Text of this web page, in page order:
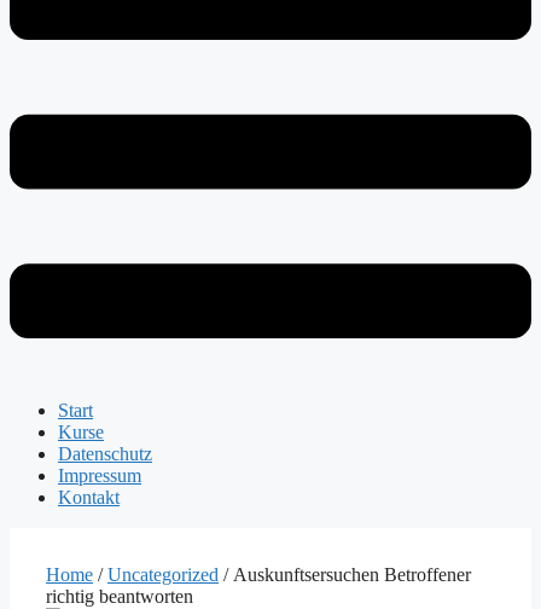
Start
Kurse
Datenschutz
Impressum
Kontakt
Home /Uncategorized / Auskunftsersuchen Betroffener
richtig beantworten